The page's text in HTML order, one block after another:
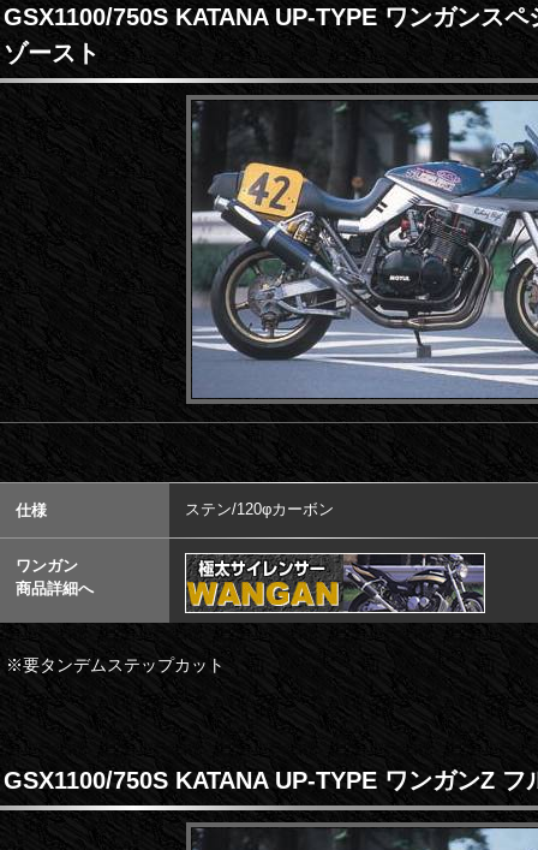
GSX1100/750S KATANA UP-TYPE ワンガンス
ゾースト
仕様 ステン/120φカーボン
ワンガン
商品詳細へ
※要タンデムステップカット
GSX1100/750S KATANA UP-TYPE ワンガンZ フ